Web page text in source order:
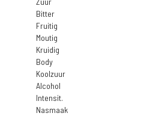
Bitter
Fruitig
Moutig
Kruidig
Body
Koolzuur
Alcohol
Intensit.
Nasmaak